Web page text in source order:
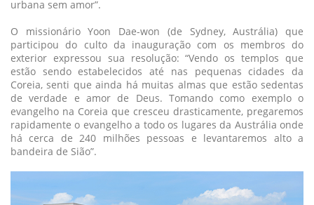
urbana sem amor”.
O missionário Yoon Dae-won (de Sydney, Austrália) que
participou do culto da inauguração com os membros do
exterior expressou sua resolução: “Vendo os templos que
estão sendo estabelecidos até nas pequenas cidades da
Coreia, senti que ainda há muitas almas que estão sedentas
de verdade e amor de Deus. Tomando como exemplo o
evangelho na Coreia que cresceu drasticamente, pregaremos
rapidamente o evangelho a todo os lugares da Austrália onde
há cerca de 240 milhões pessoas e levantaremos alto a
bandeira de Sião”.